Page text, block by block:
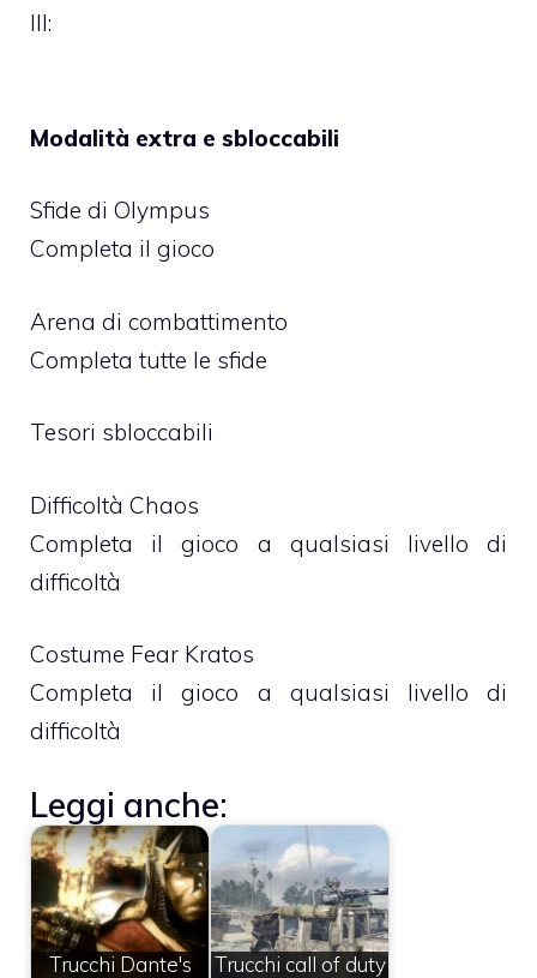
III:
Modalità extra e sbloccabili
Sfide di Olympus
Completa il gioco
Arena di combattimento
Completa tutte le sfide
Tesori sbloccabili
Difficoltà Chaos
Completa il gioco a qualsiasi livello di
difficoltà
Costume Fear Kratos
Completa il gioco a qualsiasi livello di
difficoltà
Leggi anche:
Trucchi Dante's
Trucchi call of duty